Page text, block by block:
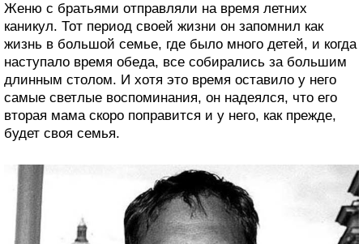
Женю с братьями отправляли на время летних
каникул. Тот период своей жизни он запомнил как
жизнь в большой семье, где было много детей, и когда
наступало время обеда, все собирались за большим
длинным столом. И хотя это время оставило у него
самые светлые воспоминания, он надеялся, что его
вторая мама скоро поправится и у него, как прежде,
будет своя семья.